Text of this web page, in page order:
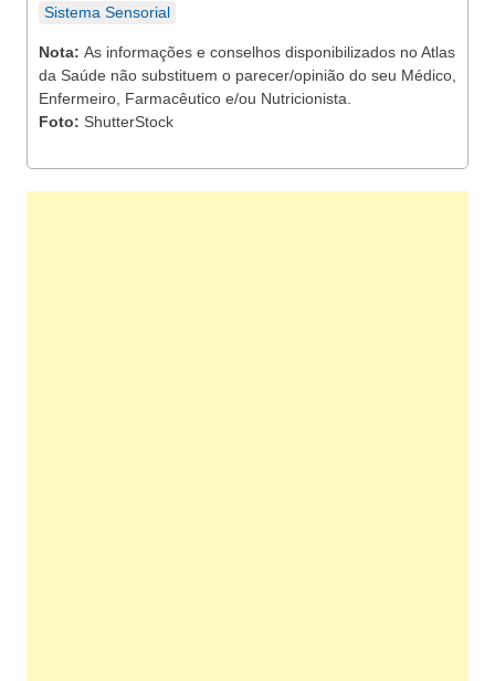
Sistema Sensorial
Nota: As informações e conselhos disponibilizados no Atlas
da Saúde não substituem o parecer/opinião do seu Médico,
Enfermeiro, Farmacêutico e/ou Nutricionista.
Foto: ShutterStock